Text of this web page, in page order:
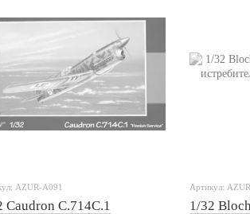
AZUR-A091
Caudron C.714C.1
Артикул:
1/32